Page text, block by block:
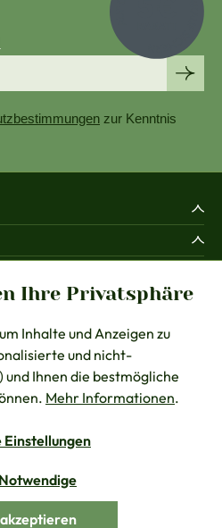
zur Kenntnis
zzgl.
Ihre Privatsphäre
Inhalte und Anzeigen zu
und nicht-
Ihnen die bestmögliche
Mehr Informationen.
Einstellungen